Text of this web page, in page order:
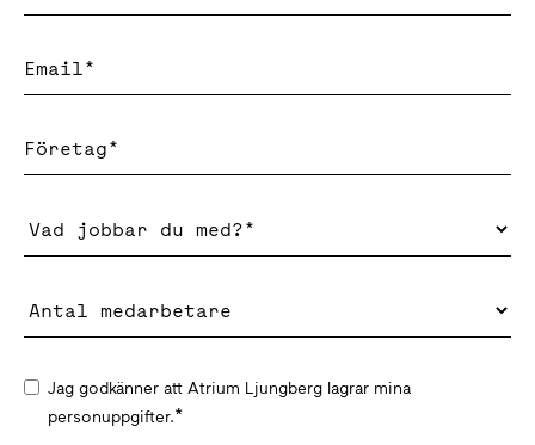
Jag godkänner att Atrium Ljungberg lagrar mina
personuppgifter.*